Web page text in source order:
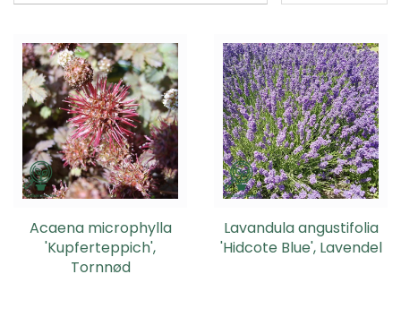
Acaena microphylla
'Kupferteppich',
Tornnød
Lavandula angustifolia
'Hidcote Blue', Lavendel